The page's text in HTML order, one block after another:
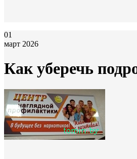
01
март 2026
Как уберечь